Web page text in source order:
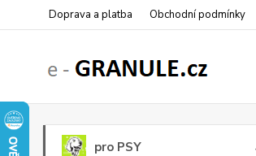
Doprava a platba Obchodní podmínky
pro PSY